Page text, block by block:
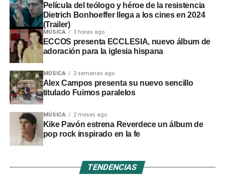
Película del teólogo y héroe de la resistencia
Dietrich Bonhoeffer llega a los cines en 2024
(Trailer)
MÚSICA 3 horas ago
ECCOS presenta ECCLESIA, nuevo álbum de
adoración para la iglesia hispana
MÚSICA 2 semanas ago
Alex Campos presenta su nuevo sencillo
titulado Fuimos paralelos
MÚSICA 2 meses ago
Kike Pavón estrena Reverdece un álbum de
pop rock inspirado en la fe
TENDENCIAS